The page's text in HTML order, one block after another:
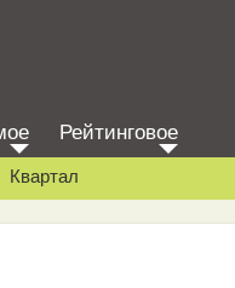
Рейтинговое
Квартал